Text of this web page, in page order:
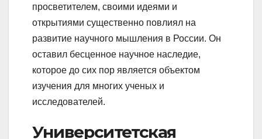
просветителем, своими идеями и
открытиями существенно повлиял на
развитие научного мышления в России. Он
оставил бесценное научное наследие,
которое до сих пор является объектом
изучения для многих ученых и
исследователей.
Университетская